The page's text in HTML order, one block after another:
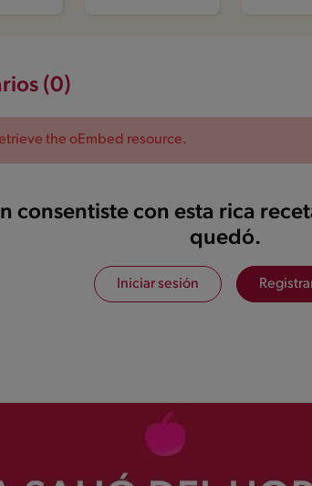
(0)
the oEmbed resource.
consentiste con esta rica
quedó.
Iniciar sesión